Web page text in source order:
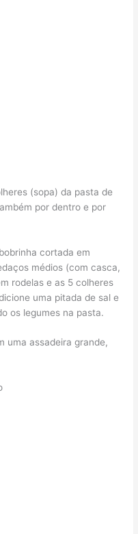
(sopa) da pasta de
por dentro e por
cortada em
médios (com casca,
rodelas e as 5 colheres
uma pitada de sal e
os legumes na pasta.
uma assadeira grande,